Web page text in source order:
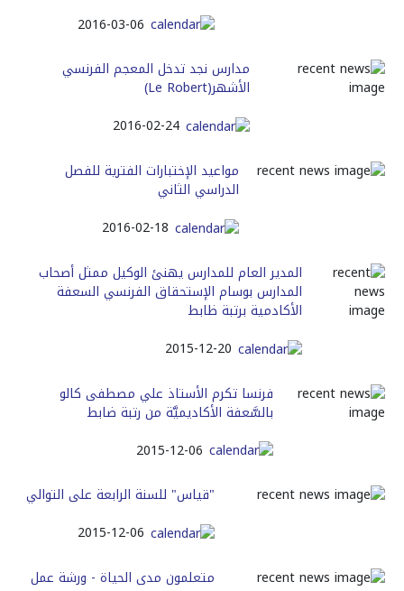
2016-03-06
مدارس نجد تدخل المعجم الفرنسي
الأشهر(Le Robert)
2016-02-24
مواعيد الإختبارات الفترية للفصل
الدراسي الثاني
2016-02-18
المدير العام للمدارس يهنئ الوكيل ممثل أصحاب
المدارس بوسام الإستحقاق الفرنسي السعفة
الأكادمية برتبة ظابط
2015-12-20
فرنسا تكرم الأستاذ علي مصطفى كالو
بالسَّعفة الأكاديميَّة من رتبة ضابط
2015-12-06
"قياس" للسنة الرابعة على التوالي
2015-12-06
متعلمون مدى الحياة - ورشة عمل